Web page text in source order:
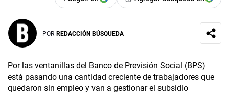
POR REDACCIÓN BÚSQUEDA
Por las ventanillas del Banco de Previsión Social (BPS)
está pasando una cantidad creciente de trabajadores que
quedaron sin empleo y van a gestionar el subsidio